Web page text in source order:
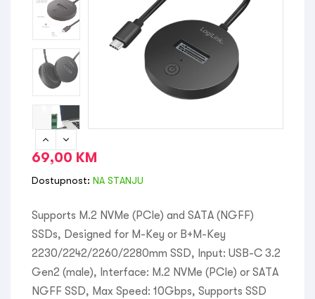
69,00 KM
Dostupnost: NA STANJU
Supports M.2 NVMe (PCIe) and SATA (NGFF)
SSDs, Designed for M-Key or B+M-Key
2230/2242/2260/2280mm SSD, Input: USB-C 3.2
Gen2 (male), Interface: M.2 NVMe (PCIe) or SATA
NGFF SSD, Max Speed: 10Gbps, Supports SSD